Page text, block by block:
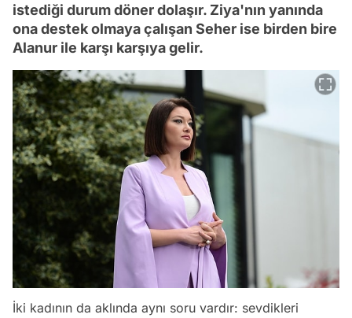
istediği durum döner dolaşır. Ziya'nın yanında
ona destek olmaya çalışan Seher ise birden bire
Alanur ile karşı karşıya gelir.
İki kadının da aklında aynı soru vardır: sevdikleri